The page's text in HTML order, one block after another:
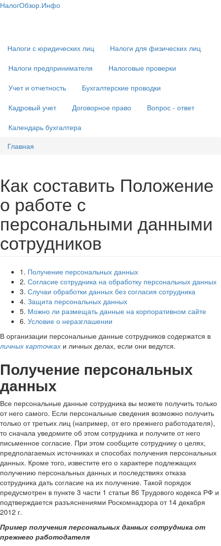
Перейти
НалогОбзор.Инфо
Налоги с юридических лиц
Налоги для физических лиц
Налоги предпринимателя
Налоговые проверки
Учет и отчетность
Бухгалтерские проводки
Кадровый учет
Договорное право
Вопрос - ответ
Календарь бухгалтера
Главная
Как составить Положение
о работе с
персональными данными
сотрудников
1. Получение персональных данных
2. Согласие сотрудника на обработку персональных данных
3. Случаи обработки данных без согласия сотрудника
4. Защита персональных данных
5. Можно ли размещать данные на корпоративном сайте
6. Условие о неразглашении
В организации персональные данные сотрудников содержатся в
личных карточках и личных делах, если они ведутся.
Получение персональных
данных
Все персональные данные сотрудника вы можете получить только
от него самого. Если персональные сведения возможно получить
только от третьих лиц (например, от его прежнего работодателя),
то сначала уведомите об этом сотрудника и получите от него
письменное согласие. При этом сообщите сотруднику о целях,
предполагаемых источниках и способах получения персональных
данных. Кроме того, известите его о характере подлежащих
получению персональных данных и последствиях отказа
сотрудника дать согласие на их получение. Такой порядок
предусмотрен в пункте 3 части 1 статьи 86 Трудового кодекса РФ и
подтверждается разъяснениями Роскомнадзора от 14 декабря
2012 г.
Пример получения персональных данных сотрудника от
прежнего работодателя